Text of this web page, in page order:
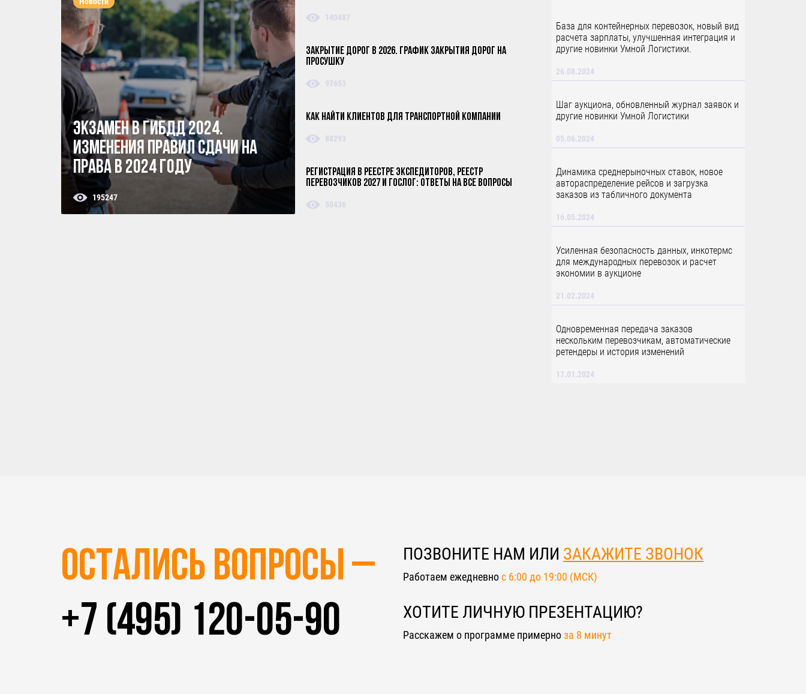
Экзамен в ГИБДД 2024.
Изменения правил сдачи на
права в 2024 году
195247
140487
Закрытие дорог в 2026. График закрытия дорог на
просушку
97653
Как найти клиентов для транспортной компании
88293
Регистрация в реестре экспедиторов, реестр
перевозчиков 2027 и ГосЛог: ответы на все вопросы
50436
База для контейнерных перевозок, новый вид
расчета зарплаты, улучшенная интеграция и
другие новинки Умной Логистики.
26.08.2024
Шаг аукциона, обновленный журнал заявок и
другие новинки Умной Логистики
05.06.2024
Динамика среднерыночных ставок, новое
автораспределение рейсов и загрузка
заказов из табличного документа
16.05.2024
Усиленная безопасность данных, инкотермс
для международных перевозок и расчет
экономии в аукционе
21.02.2024
Одновременная передача заказов
нескольким перевозчикам, автоматические
ретендеры и история изменений
17.01.2024
Остались вопросы –
+7 (495) 120-05-90
ПОЗВОНИТЕ НАМ ИЛИ ЗАКАЖИТЕ ЗВОНОК
Работаем ежедневноc 6:00 до 19:00 (МСК)
ХОТИТЕ ЛИЧНУЮ ПРЕЗЕНТАЦИЮ?
Расскажем о программе примерноза 8 минут